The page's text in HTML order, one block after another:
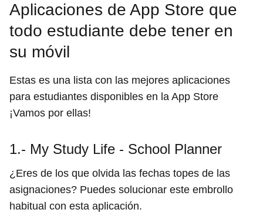
Aplicaciones de App Store que
todo estudiante debe tener en
su móvil
Estas es una lista con las mejores aplicaciones
para estudiantes disponibles en la App Store
¡Vamos por ellas!
1.- My Study Life - School Planner
¿Eres de los que olvida las fechas topes de las
asignaciones? Puedes solucionar este embrollo
habitual con esta aplicación.